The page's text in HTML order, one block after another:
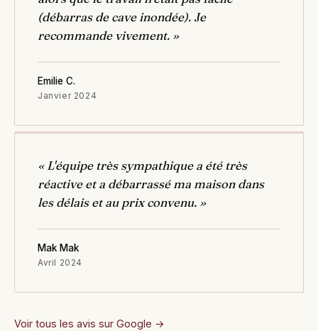
(débarras de cave inondée). Je
recommande vivement. »
Emilie C.
Janvier 2024
« L'équipe très sympathique a été très
réactive et a débarrassé ma maison dans
les délais et au prix convenu. »
Mak Mak
Avril 2024
Voir tous les avis sur Google →